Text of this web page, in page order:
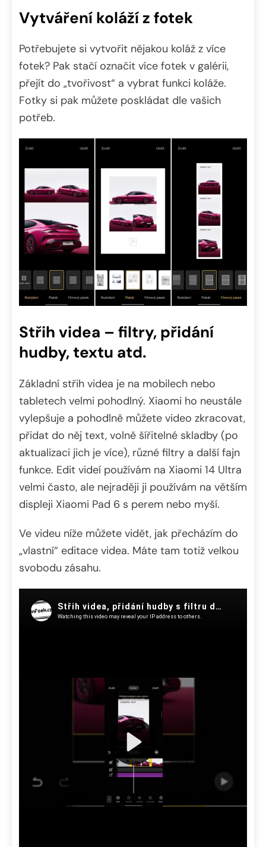
Vytváření koláží z fotek
Potřebujete si vytvořit nějakou koláž z více
fotek? Pak stačí označit více fotek v galérii,
přejít do „tvořivost“ a vybrat funkci koláže.
Fotky si pak můžete poskládat dle vašich
potřeb.
Střih videa – filtry, přidání
hudby, textu atd.
Základní střih videa je na mobilech nebo
tabletech velmi pohodlný. Xiaomi ho neustále
vylepšuje a pohodlně můžete video zkracovat,
přidat do něj text, volně šířitelné skladby (po
aktualizaci jich je více), různé filtry a další fajn
funkce. Edit videí používám na Xiaomi 14 Ultra
velmi často, ale nejraději ji používám na větším
displeji Xiaomi Pad 6 s perem nebo myší.
Ve videu níže můžete vidět, jak přecházím do
„vlastní“ editace videa. Máte tam totiž velkou
svobodu zásahu.